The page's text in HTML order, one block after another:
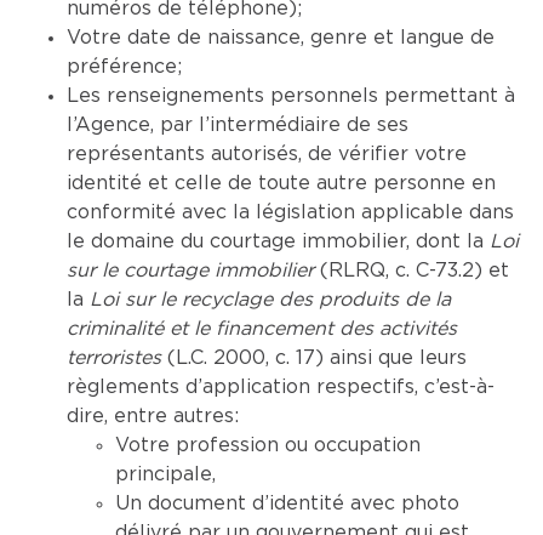
numéros de téléphone);
Votre date de naissance, genre et langue de
préférence;
Les renseignements personnels permettant à
l’Agence, par l’intermédiaire de ses
représentants autorisés, de vérifier votre
identité et celle de toute autre personne en
conformité avec la législation applicable dans
le domaine du courtage immobilier, dont la Loi
sur le courtage immobilier(RLRQ, c. C-73.2) et
la Loi sur le recyclage des produits de la
criminalité et le financement des activités
terroristes(L.C. 2000, c. 17) ainsi que leurs
règlements d’application respectifs, c’est-à-
dire, entre autres:
Votre profession ou occupation
principale,
Un document d’identité avec photo